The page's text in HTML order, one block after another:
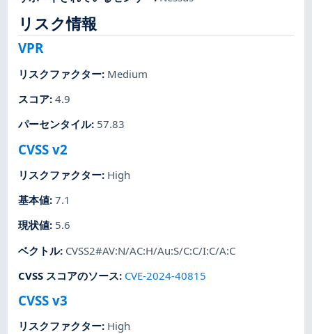
リスク情報
VPR
リスクファクター: Medium
スコア:4.9
パーセンタイル: 57.83
CVSS v2
リスクファクター: High
基本値:7.1
現状値: 5.6
ベクトル: CVSS2#AV:N/AC:H/Au:S/C:C/I:C/A:C
CVSS スコアのソース: CVE-2024-40815
CVSS v3
リスクファクター: High